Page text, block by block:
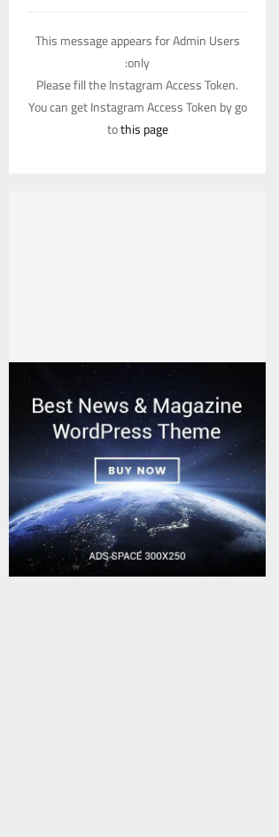
This message appears for Admin Users
only:
Please fill the Instagram Access Token.
You can get Instagram Access Token by go
tothis page